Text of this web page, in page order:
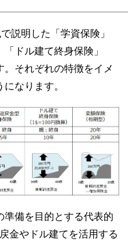
説明した「学資保険」
ドル建て終身保険」
。それぞれの特徴をイメ
なります。
備を目的とする代表的
金やドル建てを活用する